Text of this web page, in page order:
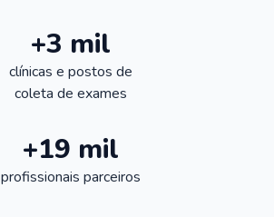
+3 mil
clínicas e postos de
coleta de exames
+19 mil
profissionais parceiros